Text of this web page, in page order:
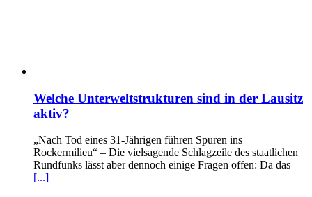
Welche Unterweltstrukturen sind in der Lausitz
aktiv?
„Nach Tod eines 31-Jährigen führen Spuren ins
Rockermilieu“ – Die vielsagende Schlagzeile des staatlichen
Rundfunks lässt aber dennoch einige Fragen offen: Da das
[...]